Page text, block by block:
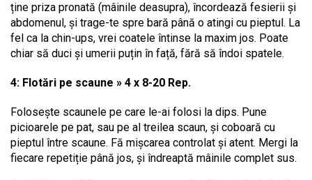
ține priza pronată (mâinile deasupra), încordează fesierii și
abdomenul, și trage-te spre bară până o atingi cu pieptul. La
fel ca la chin-ups, vrei coatele întinse la maxim jos. Poate
chiar să duci și umerii puțin în față, fără să îndoi spatele.
4: Flotări pe scaune » 4 x 8-20 Rep.
Folosește scaunele pe care le-ai folosi la dips. Pune
picioarele pe pat, sau pe al treilea scaun, și coboară cu
pieptul între scaune. Fă mișcarea controlat și atent. Mergi la
fiecare repetiție până jos, și îndreaptă mâinile complet sus.